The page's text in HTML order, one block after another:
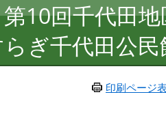
10回千代田
ぎ千代田公民
印刷ページ